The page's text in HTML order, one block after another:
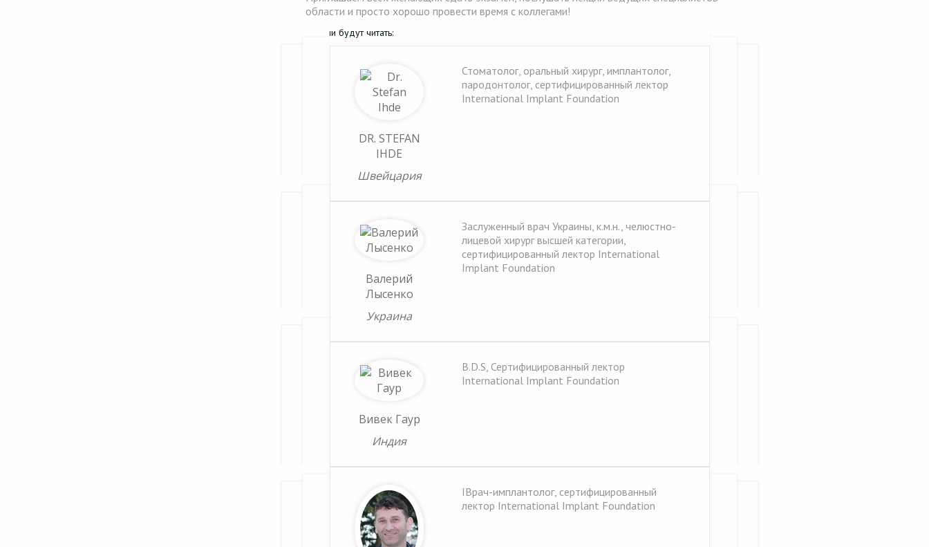
области и просто хорошо провести время с коллегами!
Лекции будут читать:
DR. STEFAN
IHDE
Швейцария
Стоматолог, оральный хирург, имплантолог,
пародонтолог, сертифицированный лектор
International Implant Foundation
Валерий
Лысенко
Украина
Заслуженный врач Украины, к.м.н., челюстно-
лицевой хирург высшей категории,
сертифицированный лектор International
Implant Foundation
Вивек Гаур
Индия
B.D.S, Сертифицированный лектор
International Implant Foundation
IВрач-имплантолог, сертифицированный
лектор International Implant Foundation